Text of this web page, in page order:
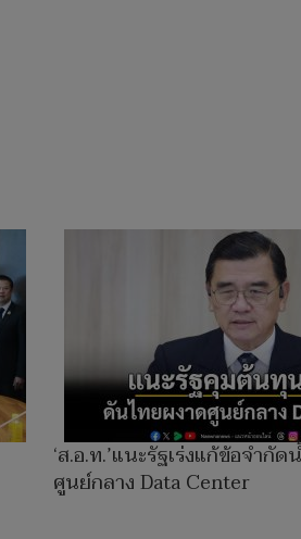
‘ส.อ.ท.’แนะรัฐเร่งแก้ข้อจำกั
ศูนย์กลาง Data Center